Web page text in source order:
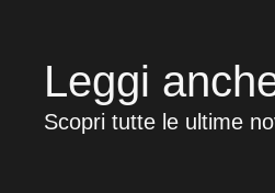
Leggi
Scopri tutte le ultime